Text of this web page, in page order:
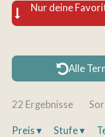
Nur deine
Alle
22 Ergebnisse
Preis ▾ Stufe▾